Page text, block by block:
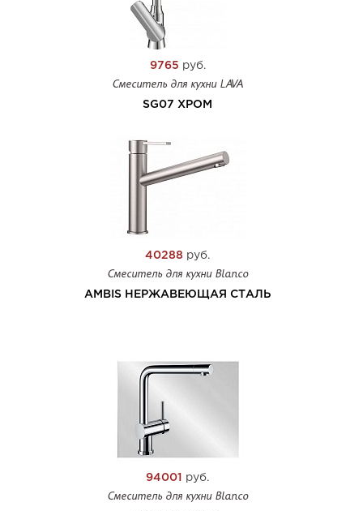
9765 руб.
Смеситель для кухни LAVA
SG07 ХРОМ
40288 руб.
Смеситель для кухни Blanco
AMBIS НЕРЖАВЕЮЩАЯ СТАЛЬ
94001 руб.
Смеситель для кухни Blanco